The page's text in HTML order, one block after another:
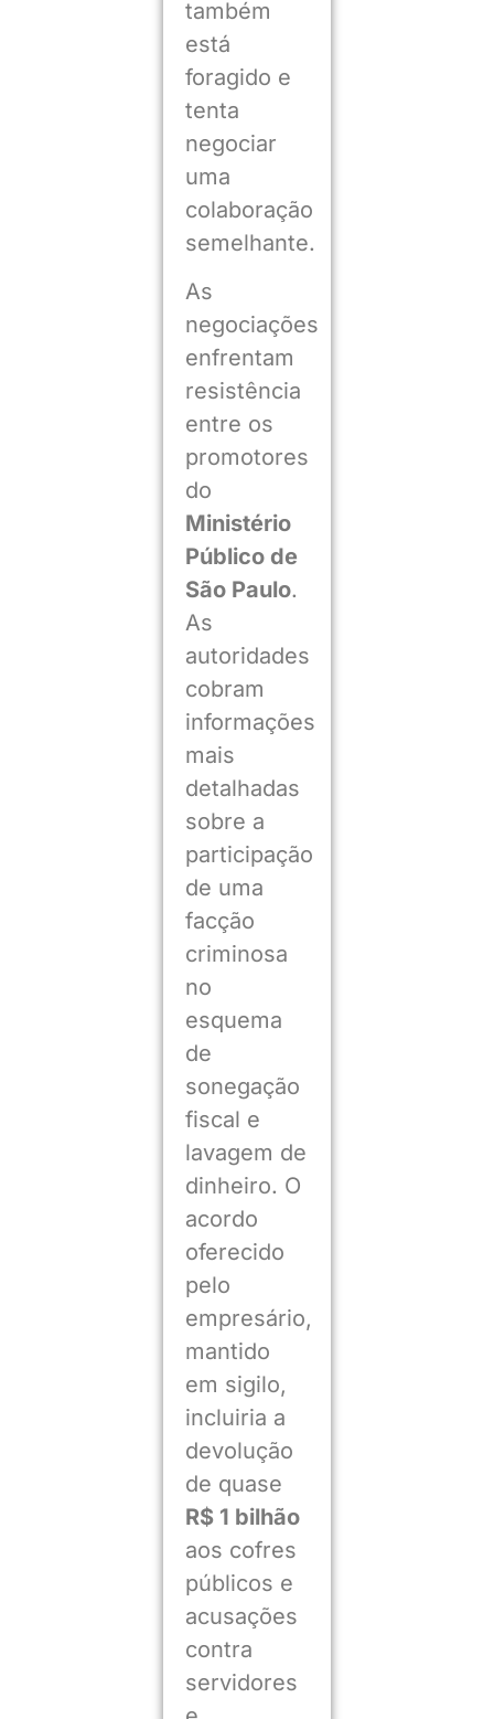
também
está
foragido e
tenta
negociar
uma
colaboração
semelhante.
As
negociações
enfrentam
resistência
entre os
promotores
do
Ministério
Público de
São Paulo.
As
autoridades
cobram
informações
mais
detalhadas
sobre a
participação
de uma
facção
criminosa
no
esquema
de
sonegação
fiscal e
lavagem de
dinheiro. O
acordo
oferecido
pelo
empresário,
mantido
em sigilo,
incluiria a
devolução
de quase
R$ 1 bilhão
aos cofres
públicos e
acusações
contra
servidores